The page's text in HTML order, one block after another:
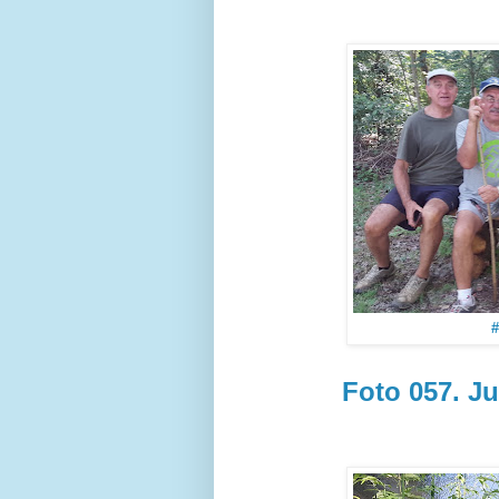
Foto 057.